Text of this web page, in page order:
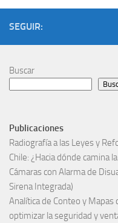
SEGUIR:
Buscar
Publicaciones
Radiografía a las Leyes y
Chile: ¿Hacia dónde camina
Cámaras con Alarma de
Sirena Integrada)
Analítica de Conteo y Mapas
optimizar la seguridad y